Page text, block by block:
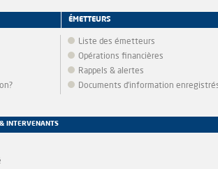
ÉMETTEURS
Liste des émetteurs
Opérations financières
Rappels & alertes
Documents d’information
INTERVENANTS